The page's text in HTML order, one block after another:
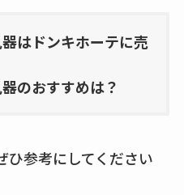
ズで買える？楽天や
amazonなど通販の販
売店も調査
売ってない？どこで
はドンキホーテに売
のおすすめは？
ひ参考にしてください